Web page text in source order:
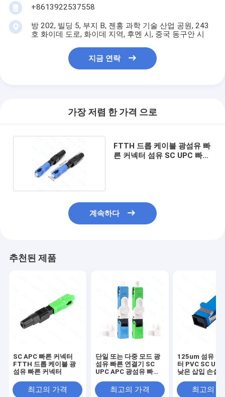
+8613922537558
방 202, 빌딩 5, 부지 B, 젠홍 과학 기술 산업 공원, 243
호 화이데 도로, 화이데 지역, 후멘 시, 중국 동구안 시
지금 연락
가장 저렴 한 가격 으로
FTTH 드롭 케이블 광섬유 빠
른 커넥터 섬유 SC UPC 빠른
계속하다
추천된 제품
SC APC 빠른 커넥터
FTTH 드롭 케이블 광
섬유 빠른 커넥터
최고의 가격
단일 또는 다중 모드 광
섬유 빠른 연결기 SC
UPC APC 광섬유 빠른
최고의 가격
125um 섬유 빠
터 PVC SC
낮은 삽입 손실
최고의